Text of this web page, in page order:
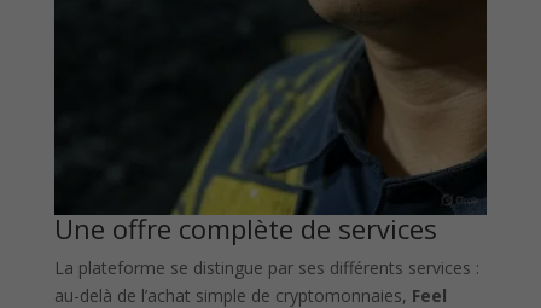
Une offre complète de services
La plateforme se distingue par ses différents services :
au-delà de l’achat simple de cryptomonnaies, Feel